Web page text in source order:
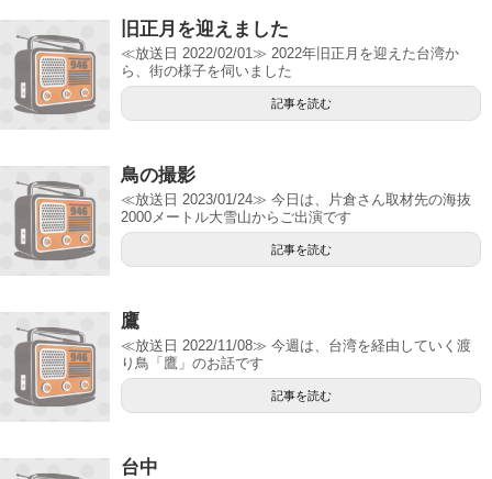
旧正月を迎えました
≪放送日 2022/02/01≫ 2022年旧正月を迎えた台湾か
ら、街の様子を伺いました
記事を読む
鳥の撮影
≪放送日 2023/01/24≫ 今日は、片倉さん取材先の海抜
2000メートル大雪山からご出演です
記事を読む
鷹
≪放送日 2022/11/08≫ 今週は、台湾を経由していく渡
り鳥「鷹」のお話です
記事を読む
台中